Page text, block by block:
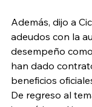
Además, dijo a
adeudos con la
desempeño
han dado
beneficios
De regreso al